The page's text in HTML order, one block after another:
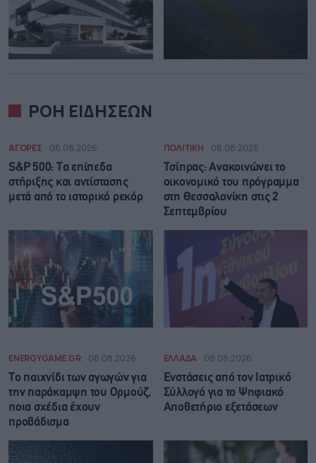
ΡΟΗ ΕΙΔΗΣΕΩΝ
ΑΓΟΡΕΣ 08.08.2026
S&P 500: Τα επίπεδα
στήριξης και αντίστασης
μετά από το ιστορικό ρεκόρ
ΠΟΛΙΤΙΚΗ 08.08.2026
Τσίπρας: Ανακοινώνει το
οικονομικό του πρόγραμμα
στη Θεσσαλονίκη στις 2
Σεπτεμβρίου
ENERGYGAME.GR 08.08.2026
Το παιχνίδι των αγωγών για
την παράκαμψη του Ορμούζ,
ποια σχέδια έχουν
προβάδισμα
ΕΛΛΑΔΑ 08.08.2026
Ενστάσεις από τον Ιατρικό
Σύλλογό για το Ψηφιακό
Αποθετήριο εξετάσεων